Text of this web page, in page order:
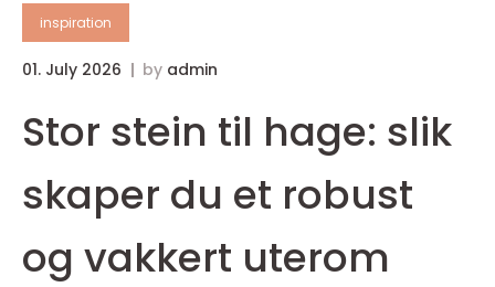
inspiration
01. July 2026 by admin
Stor stein til hage: slik
skaper du et robust
og vakkert uterom